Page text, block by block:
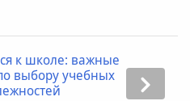
к школе: важные
выбору учебных